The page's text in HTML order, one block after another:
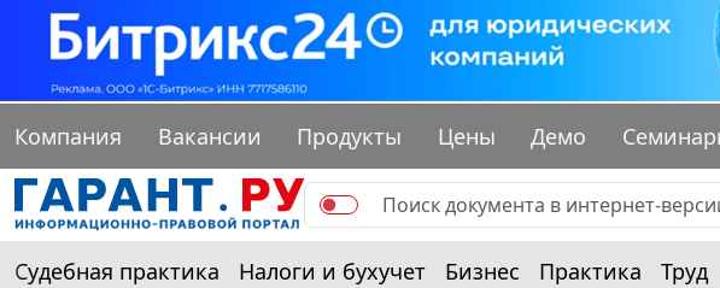
Компания Вакансии Продукты Цены Демо
Судебная практика Налоги и бухучет Бизнес Практика Труд